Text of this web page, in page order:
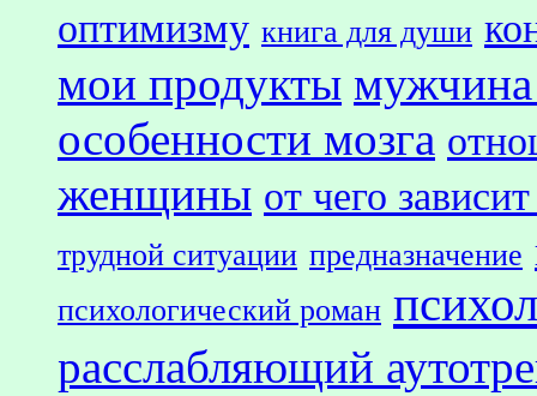
оптимизму книга для души
мои продукты
особенности мозга
женщины от чего
трудной ситуации предназначение
психологический роман
расслабляющий